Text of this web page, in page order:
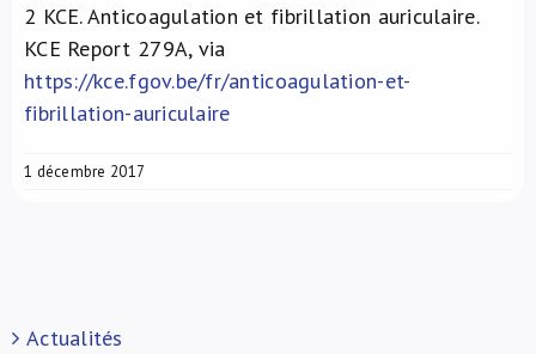
2 KCE. Anticoagulation et fibrillation auriculaire.
KCE Report 279A, via
https://kce.fgov.be/fr/anticoagulation-et-
fibrillation-auriculaire
1 décembre 2017
Actualités